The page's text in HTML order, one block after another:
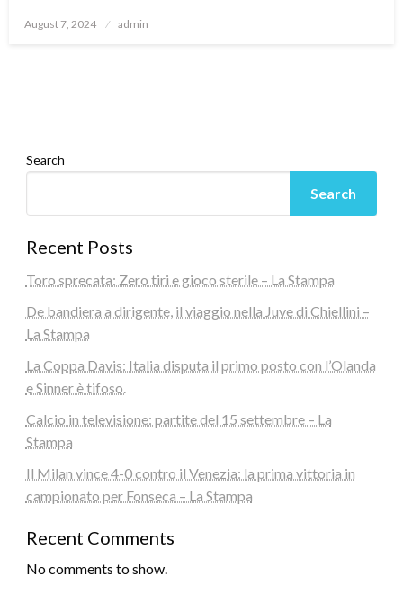
Posted
August 7, 2024 admin
Search
Search
Recent Posts
Toro sprecata: Zero tiri e gioco sterile – La Stampa
De bandiera a dirigente, il viaggio nella Juve di Chiellini –
La Stampa
La Coppa Davis: Italia disputa il primo posto con l’Olanda
e Sinner è tifoso.
Calcio in televisione: partite del 15 settembre – La
Stampa
Il Milan vince 4-0 contro il Venezia: la prima vittoria in
campionato per Fonseca – La Stampa
Recent Comments
No comments to show.